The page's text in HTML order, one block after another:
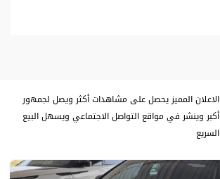
الاعلان المميز يحصل على مشاهدات أكثر ويصل لجمهور
أكبر وينشر في مواقع التواصل الاجتماعي ويسهل البيع
السريع